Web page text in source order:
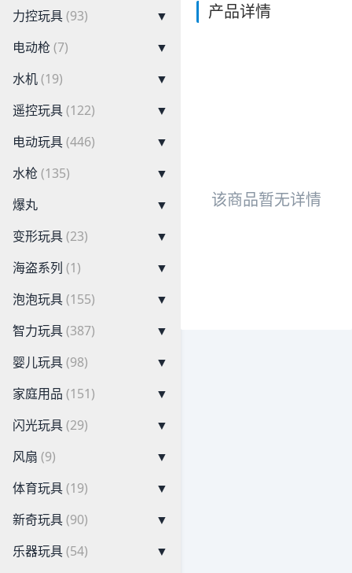
力控玩具(93)
▼
电动枪 (7)
▼
水机(19)
▼
遥控玩具(122)
▼
电动玩具(446)
▼
水枪 (135)
▼
爆丸
▼
变形玩具(23)
▼
海盗系列 (1)
▼
泡泡玩具(155)
▼
智力玩具(387)
▼
婴儿玩具(98)
▼
家庭用品 (151)
▼
闪光玩具(29)
▼
风扇 (9)
▼
体育玩具(19)
▼
新奇玩具(90)
▼
乐器玩具(54) ▼
产品详情
该商品暂无详情